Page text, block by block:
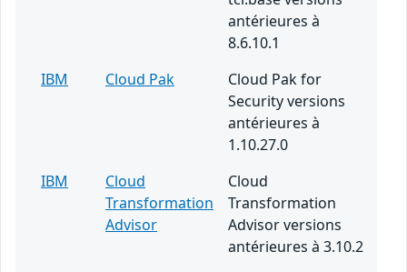
antérieures à
8.6.10.1
IBM
Cloud Pak
Cloud Pak for
Security versions
antérieures à
1.10.27.0
IBM
Cloud
Transformation
Advisor
Cloud
Transformation
Advisor versions
antérieures à 3.10.2